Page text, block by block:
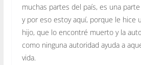
muchas partes del país, es una
y por eso estoy aquí, porque le hice
hijo, que lo encontré muerto y la
como ninguna autoridad ayuda a
vida.